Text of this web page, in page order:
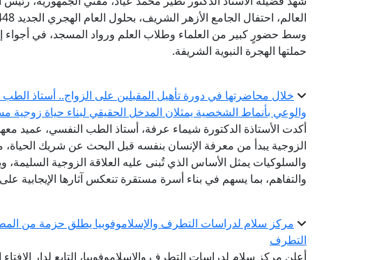
وسط حضورٍ كبير من العلماء وطلاب العلم ورواد المسجد، في أجواء
حملتها الهجرة النبوية الشريفة.
خلال محاضرتها في دورة تأهيل المقبلين على الزواج.. أستاذ
والوعي بأنماط الشخصية يمثلان المدخل الحقيقي لبناء حياة زوجية
أكدت الأستاذة الدكتورة شيماء عرفة، أستاذ الطب النفسي، عميد
الزوجية يبدأ من معرفة الإنسان بنفسه قبل البحث عن شريك
والسلوكيات يمثل الأساس الذي تُبنى عليه العلاقة الزوجية
والتفاهم، بما يسهم في بناء أسرة مستقرة تنعكس آثارها الإيجابية
مركز سلام لدراسات التطرف والإسلاموفوبيا يطلق حزمة من
التطرف
أعلن مركز سلام لدراسات التطرف والإسلاموفوبيا، التابع لدار